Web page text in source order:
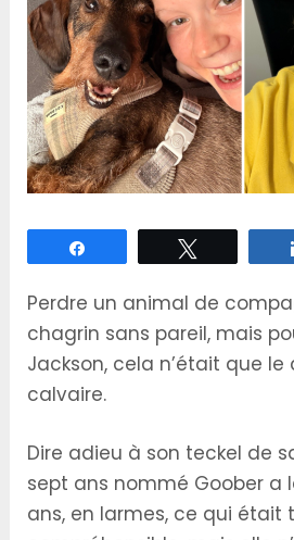
Perdre un animal de
chagrin sans pareil, mais
Jackson, cela n’était que
calvaire.
Dire adieu à son teckel de
sept ans nommé Goober a
ans, en larmes, ce qui était